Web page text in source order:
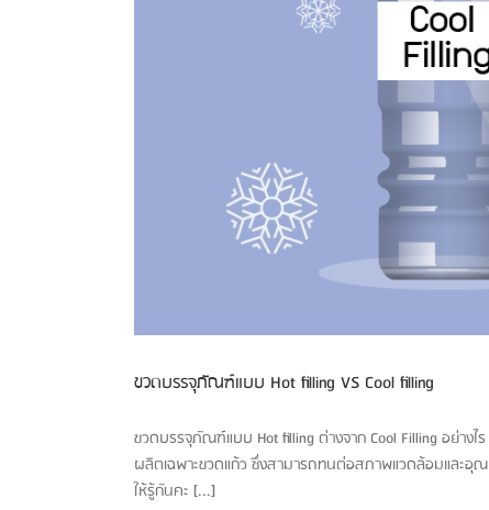
ขวดบรรจุภัณฑ์แบบ Hot filling VS Cool filling
ขวดบรรจุภัณฑ์แบบ Hot filling ต่างจาก Cool Filling อย่าง
ผลิตเฉพาะขวดแก้ว ซึ่งสามารถทนต่อสภาพแวดล้อมและอุ
ให้รู้กันคะ [...]